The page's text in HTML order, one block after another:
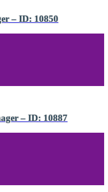
– ID: 10850
– ID: 10887